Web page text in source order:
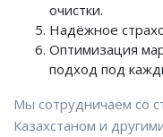
очистки.
Надёжное
Оптимизация
подход под
Мы сотрудничаем со
Казахстаном и